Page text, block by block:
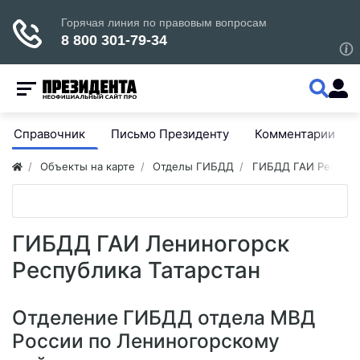
Справочник Письмо Президенту Комментарии
Объекты на карте Отделы ГИБДД ГИБДД ГАИ
ГИБДД ГАИ Лениногорск
Республика Татарстан
Отделение ГИБДД отдела МВД
России по Лениногорскому